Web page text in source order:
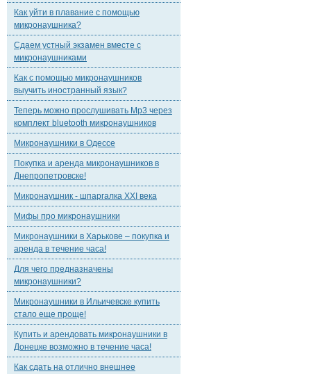
Как уйти в плавание с помощью
микронаушника?
Сдаем устный экзамен вместе с
микронаушниками
Как с помощью микронаушников
выучить иностранный язык?
Теперь можно прослушивать Mp3 через
комплект bluetooth микронаушников
Микронаушники в Одессе
Покупка и аренда микронаушников в
Днепропетровске!
Микронаушник - шпаргалка XXI века
Мифы про микронаушники
Микронаушники в Харькове – покупка и
аренда в течение часа!
Для чего предназначены
микронаушники?
Микронаушники в Ильичевске купить
стало еще проще!
Купить и арендовать микронаушники в
Донецке возможно в течение часа!
Как сдать на отлично внешнее